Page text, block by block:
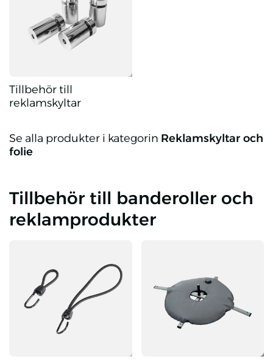
Tillbehör till
reklamskyltar
Se alla produkter i kategorin Reklamskyltar och
folie
Tillbehör till banderoller och
reklamprodukter